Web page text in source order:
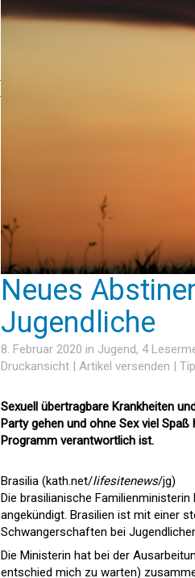
Neues
Jugendliche
8. Februar 2020 in Jugend, 4
Druckansicht | Artikel versenden |
Sexuell übertragbare Krankheiten
Party gehen und ohne Sex viel
Programm verantwortlich ist.
Brasilia (kath.net/lifesitenews/jg)
Die brasilianische
angekündigt. Brasilien ist mit einer
Schwangerschaften bei
Die Ministerin hat bei der
entschied mich zu warten)